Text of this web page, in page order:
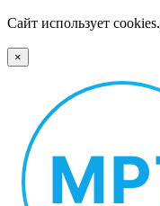
Сайт использует cookies.
×